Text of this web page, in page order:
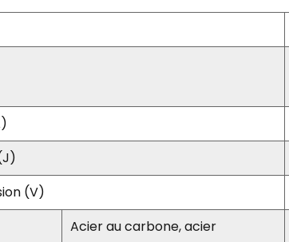
(V)
Acier au carbone, acier